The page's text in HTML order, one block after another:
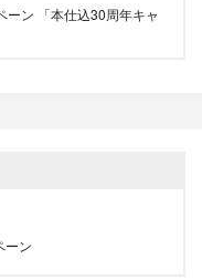
ーン 「本仕込30周年キャ
ーン